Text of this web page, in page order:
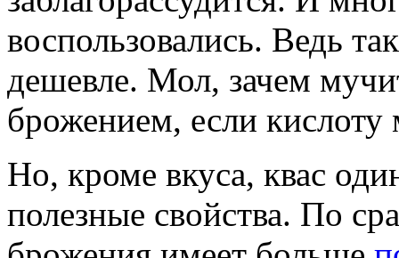
Но, кроме вкуса, квас
полезные свойства. По
брожения имеет больше
содержится больше
После того, как квас был
(фильтровали) насколько